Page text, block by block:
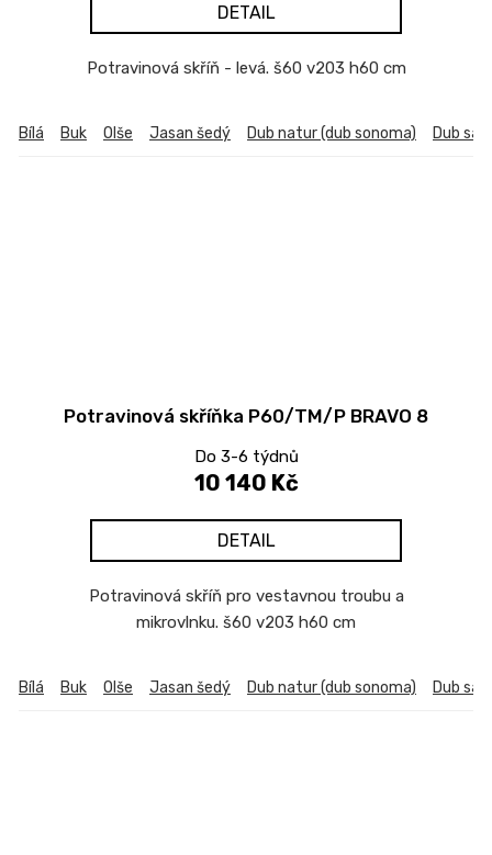
DETAIL
Potravinová skříň - levá. š60 v203 h60 cm
Bílá Buk Olše Jasan šedý Dub natur (dub sonoma) Dub
Potravinová skříňka P60/TM/P BRAVO 8
Do 3-6 týdnů
10 140 Kč
DETAIL
Potravinová skříň pro vestavnou troubu a
mikrovlnku. š60 v203 h60 cm
Bílá Buk Olše Jasan šedý Dub natur (dub sonoma) Dub